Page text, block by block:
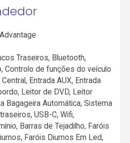
Traseiros, Bluetooth,
Controlo de funções do veículo
Entrada AUX, Entrada
Leitor de DVD, Leitor
Bagageira Automática, Sistema
USB-C, Wifi,
Barras de Tejadilho, Faróis
Faróis Diurnos Em Led,